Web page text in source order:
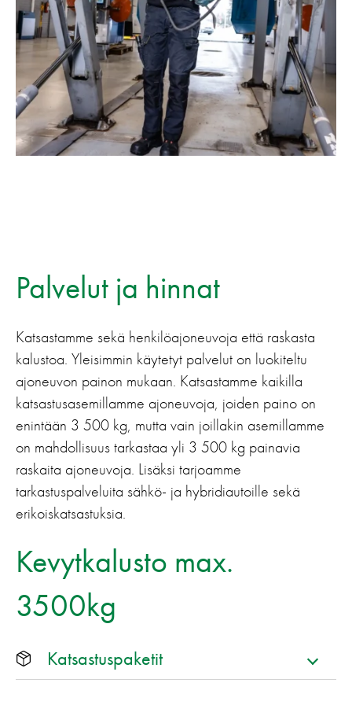
Palvelut ja hinnat
Katsastamme sekä henkilöajoneuvoja että raskasta
kalustoa. Yleisimmin käytetyt palvelut on luokiteltu
ajoneuvon painon mukaan. Katsastamme kaikilla
katsastusasemillamme ajoneuvoja, joiden paino on
enintään 3 500 kg, mutta vain joillakin asemillamme
on mahdollisuus tarkastaa yli 3 500 kg painavia
raskaita ajoneuvoja. Lisäksi tarjoamme
tarkastuspalveluita sähkö- ja hybridiautoille sekä
erikoiskatsastuksia.
Kevytkalusto max.
3500kg
Katsastuspaketit